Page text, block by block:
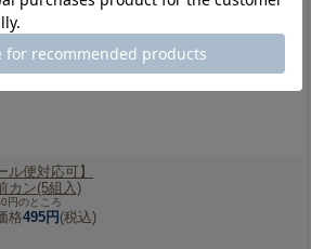
ポス対応可】
ースやスカートの開き止まりに
円のところ
格346円(税込)
ル便対応可】
カン(5組入)
円のところ
格495円 (税込)